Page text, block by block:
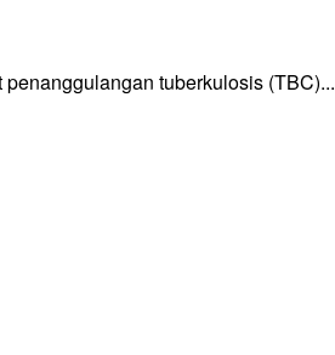
tuberkulosis (TBC)...